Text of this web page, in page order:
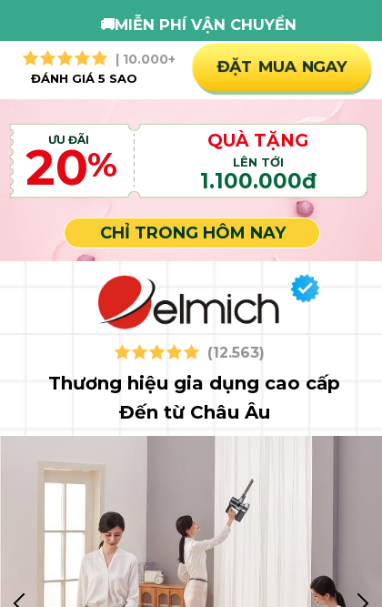
🎁GIẢM NGAY 20%
| 10.000+
ĐÁNH GIÁ 5 SAO
ĐẶT MUA NGAY
QUÀ TẶNG GIỚI HẠN
CHỈ TRONG HÔM NAY
20%
ƯU ĐÃI QUÀ TẶNG
LÊN TỚI
1.100.000đ
(12.563)
Thương hiệu gia dụng cao cấp
Đến từ Châu Âu